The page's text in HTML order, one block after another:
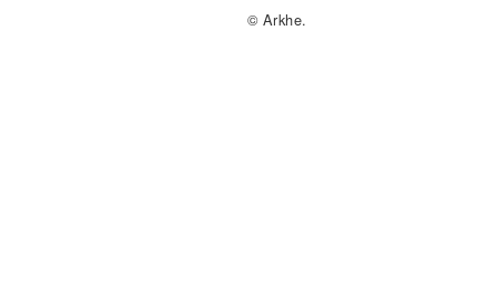
© Arkhe.